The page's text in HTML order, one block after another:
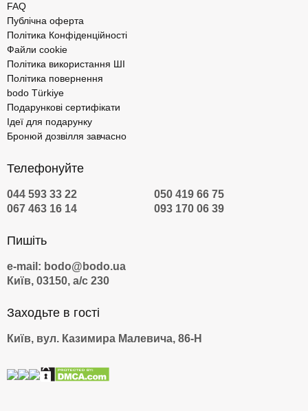
FAQ
Публічна оферта
Політика Конфіденційності
Файли cookie
Політика використання ШІ
Політика повернення
bodo Türkiye
Подарункові сертифікати
Ідеї для подарунку
Бронюй дозвілля завчасно
Телефонуйте
044 593 33 22
050 419 66 75
067 463 16 14
093 170 06 39
Пишіть
e-mail: bodo@bodo.ua
Київ, 03150, а/с 230
Заходьте в гості
Київ, вул. Казимира Малевича, 86-Н